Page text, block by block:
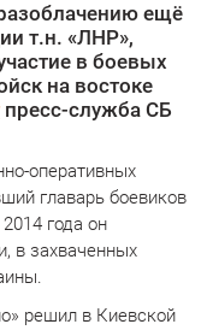
ещё
т.н. «ЛНР»,
в боевых
на востоке
пресс-служба СБ
оперативных
главарь боевиков
года он
в захваченных
решил в Киевской